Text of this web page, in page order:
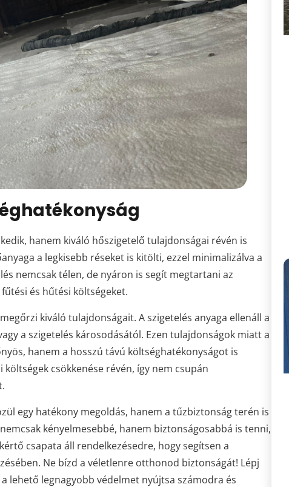
hanem kiváló hőszigetelő tulajdonságai révén is
a legkisebb réseket is kitölti, ezzel minimalizálva a
nemcsak télen, de nyáron is segít megtartani az
és hűtési költségeket.
kiváló tulajdonságait. A szigetelés anyaga ellenáll a
a szigetelés károsodásától. Ezen tulajdonságok miatt a
hanem a hosszú távú költséghatékonyságot is
csökkenése révén, így nem csupán
egy hatékony megoldás, hanem a tűzbiztonság terén is
kényelmesebbé, hanem biztonságosabbá is tenni,
csapata áll rendelkezésedre, hogy segítsen a
Ne bízd a véletlenre otthonod biztonságát! Lépj
lehető legnagyobb védelmet nyújtsa számodra és